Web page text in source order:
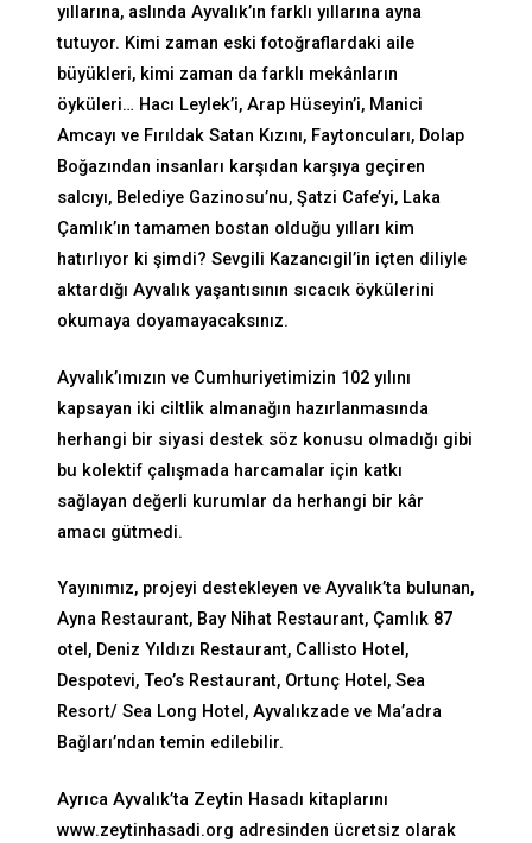
yıllarına, aslında Ayvalık’ın farklı yıllarına ayna
tutuyor. Kimi zaman eski fotoğraflardaki aile
büyükleri, kimi zaman da farklı mekânların
öyküleri… Hacı Leylek’i, Arap Hüseyin’i, Manici
Amcayı ve Fırıldak Satan Kızını, Faytoncuları, Dolap
Boğazından insanları karşıdan karşıya geçiren
salcıyı, Belediye Gazinosu’nu, Şatzi Cafe’yi, Laka
Çamlık’ın tamamen bostan olduğu yılları kim
hatırlıyor ki şimdi? Sevgili Kazancıgil’in içten diliyle
aktardığı Ayvalık yaşantısının sıcacık öykülerini
okumaya doyamayacaksınız.
Ayvalık’ımızın ve Cumhuriyetimizin 102 yılını
kapsayan iki ciltlik almanağın hazırlanmasında
herhangi bir siyasi destek söz konusu olmadığı gibi
bu kolektif çalışmada harcamalar için katkı
sağlayan değerli kurumlar da herhangi bir kâr
amacı gütmedi.
Yayınımız, projeyi destekleyen ve Ayvalık’ta bulunan,
Ayna Restaurant, Bay Nihat Restaurant, Çamlık 87
otel, Deniz Yıldızı Restaurant, Callisto Hotel,
Despotevi, Teo’s Restaurant, Ortunç Hotel, Sea
Resort/ Sea Long Hotel, Ayvalıkzade ve Ma’adra
Bağları’ndan temin edilebilir.
Ayrıca Ayvalık’ta Zeytin Hasadı kitaplarını
www.zeytinhasadi.org adresinden ücretsiz olarak